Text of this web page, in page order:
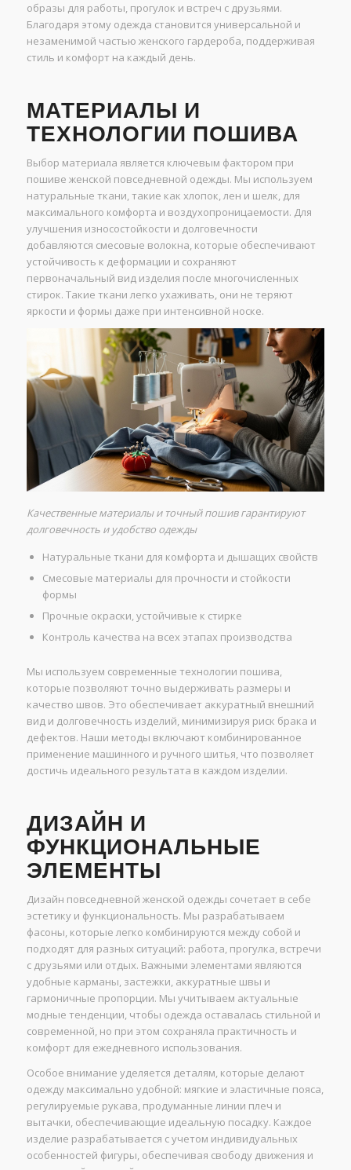
образы для работы, прогулок и встреч с друзьями.
Благодаря этому одежда становится универсальной и
незаменимой частью женского гардероба, поддерживая
стиль и комфорт на каждый день.
МАТЕРИАЛЫ И
ТЕХНОЛОГИИ ПОШИВА
Выбор материала является ключевым фактором при
пошиве женской повседневной одежды. Мы используем
натуральные ткани, такие как хлопок, лен и шелк, для
максимального комфорта и воздухопроницаемости. Для
улучшения износостойкости и долговечности
добавляются смесовые волокна, которые обеспечивают
устойчивость к деформации и сохраняют
первоначальный вид изделия после многочисленных
стирок. Такие ткани легко ухаживать, они не теряют
яркости и формы даже при интенсивной носке.
Качественные материалы и точный пошив гарантируют
долговечность и удобство одежды
Натуральные ткани для комфорта и дышащих свойств
Смесовые материалы для прочности и стойкости
формы
Прочные окраски, устойчивые к стирке
Контроль качества на всех этапах производства
Мы используем современные технологии пошива,
которые позволяют точно выдерживать размеры и
качество швов. Это обеспечивает аккуратный внешний
вид и долговечность изделий, минимизируя риск брака и
дефектов. Наши методы включают комбинированное
применение машинного и ручного шитья, что позволяет
достичь идеального результата в каждом изделии.
ДИЗАЙН И
ФУНКЦИОНАЛЬНЫЕ
ЭЛЕМЕНТЫ
Дизайн повседневной женской одежды сочетает в себе
эстетику и функциональность. Мы разрабатываем
фасоны, которые легко комбинируются между собой и
подходят для разных ситуаций: работа, прогулка, встречи
с друзьями или отдых. Важными элементами являются
удобные карманы, застежки, аккуратные швы и
гармоничные пропорции. Мы учитываем актуальные
модные тенденции, чтобы одежда оставалась стильной и
современной, но при этом сохраняла практичность и
комфорт для ежедневного использования.
Особое внимание уделяется деталям, которые делают
одежду максимально удобной: мягкие и эластичные пояса,
регулируемые рукава, продуманные линии плеч и
вытачки, обеспечивающие идеальную посадку. Каждое
изделие разрабатывается с учетом индивидуальных
особенностей фигуры, обеспечивая свободу движения и